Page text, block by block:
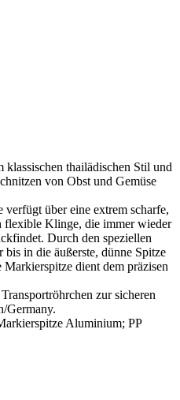
klassischen thailädischen Stil und
von Obst und Gemüse
über eine extrem scharfe,
flexible Klinge, die immer wieder
Durch den speziellen
in die äußerste, dünne Spitze
dient dem präzisen
zur sicheren
Germany.
Aluminium; PP